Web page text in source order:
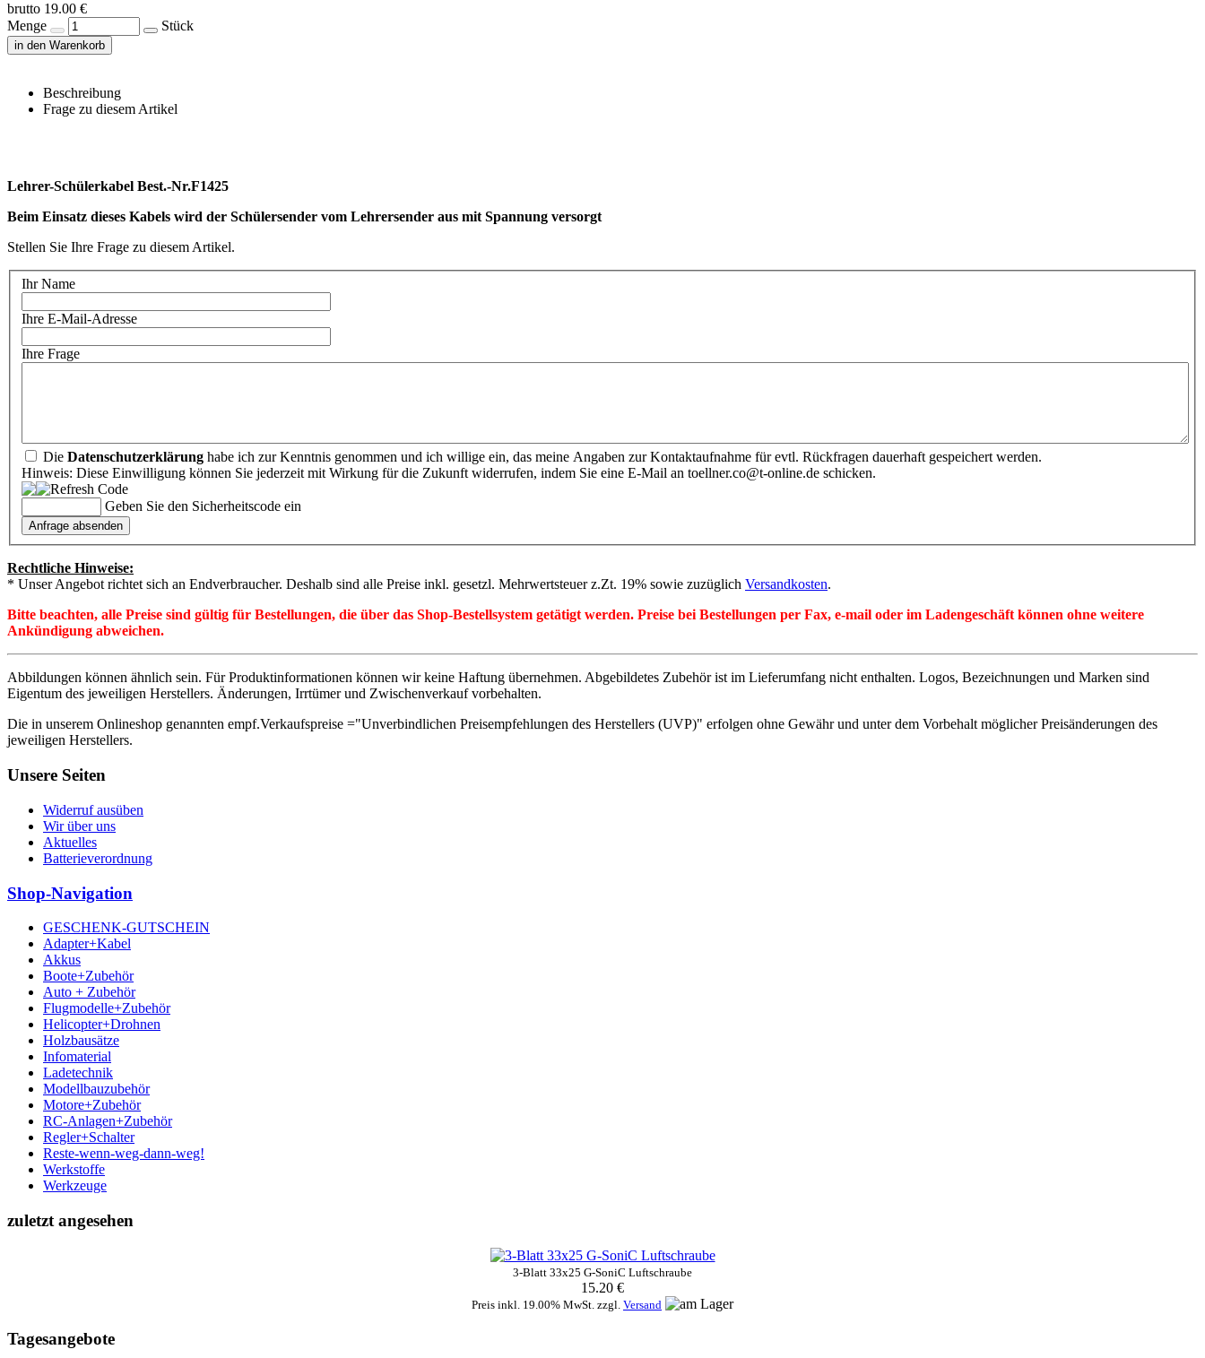
brutto 19.00 €
Menge
Stück
in den Warenkorb
Beschreibung
Frage zu diesem Artikel
Lehrer-Schülerkabel Best.-Nr.F1425
Beim Einsatz dieses Kabels wird der Schülersender vom Lehrersender aus mit Spannung versorgt
Stellen Sie Ihre Frage zu diesem Artikel.
Ihr Name
Ihre E-Mail-Adresse
Ihre Frage
Die Datenschutzerklärung habe ich zur Kenntnis genommen und ich willige ein, das meine Angaben zur Kontaktaufnahme für evtl. Rückfragen dauerhaft gespeichert werden.
Hinweis: Diese Einwilligung können Sie jederzeit mit Wirkung für die Zukunft widerrufen, indem Sie eine E-Mail an toellner.co@t-online.de schicken.
Geben Sie den Sicherheitscode ein
Rechtliche Hinweise:
* Unser Angebot richtet sich an Endverbraucher. Deshalb sind alle Preise inkl. gesetzl. Mehrwertsteuer z.Zt. 19% sowie zuzüglich Versandkosten.
Bitte beachten, alle Preise sind gültig für Bestellungen, die über das Shop-Bestellsystem getätigt werden. Preise bei Bestellungen per Fax, e-mail oder im Ladengeschäft können ohne weitere
Ankündigung abweichen.
Abbildungen können ähnlich sein. Für Produktinformationen können wir keine Haftung übernehmen. Abgebildetes Zubehör ist im Lieferumfang nicht enthalten. Logos, Bezeichnungen und Marken sind
Eigentum des jeweiligen Herstellers. Änderungen, Irrtümer und Zwischenverkauf vorbehalten.
Die in unserem Onlineshop genannten empf.Verkaufspreise ="Unverbindlichen Preisempfehlungen des Herstellers (UVP)" erfolgen ohne Gewähr und unter dem Vorbehalt möglicher Preisänderungen des
jeweiligen Herstellers.
Unsere Seiten
Widerruf ausüben
Wir über uns
Aktuelles
Batterieverordnung
Shop-Navigation
GESCHENK-GUTSCHEIN
Adapter+Kabel
Akkus
Boote+Zubehör
Auto + Zubehör
Flugmodelle+Zubehör
Helicopter+Drohnen
Holzbausätze
Infomaterial
Ladetechnik
Modellbauzubehör
Motore+Zubehör
RC-Anlagen+Zubehör
Regler+Schalter
Reste-wenn-weg-dann-weg!
Werkstoffe
Werkzeuge
zuletzt angesehen
3-Blatt 33x25 G-SoniC Luftschraube
15.20 €
Preis inkl. 19.00% MwSt. zzgl. Versand
Tagesangebote